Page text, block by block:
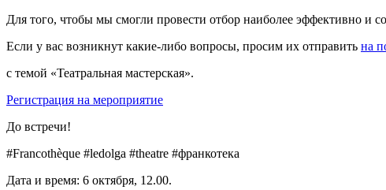
Для того, чтобы мы смогли провести отбор наиболее эффективно и
Если у вас возникнут какие-либо вопросы, просим их отправить на
с темой «Театральная мастерская».
Регистрация на мероприятие
До встречи!
#Francothèque #ledolga #theatre #франкотека
Дата и время: 6 октября, 12.00.